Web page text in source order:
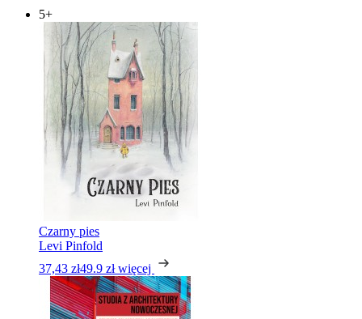
5+
Czarny pies
Levi Pinfold
37,43 zł49.9 zł więcej